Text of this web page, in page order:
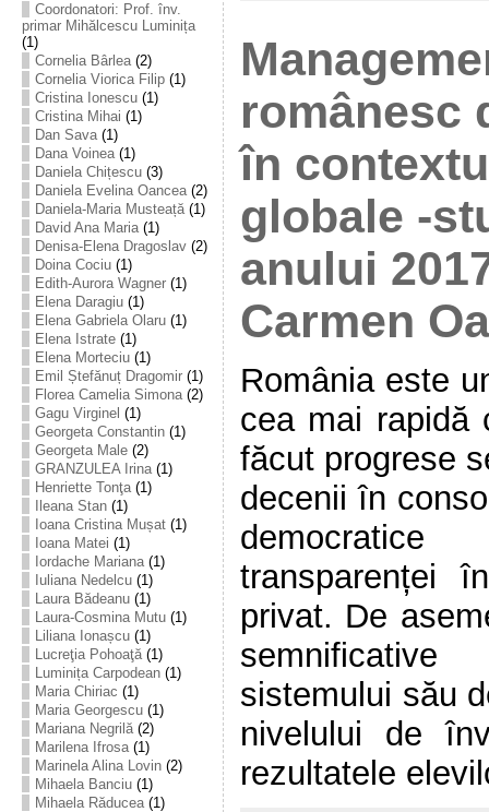
Coordonatori: Prof. înv.
primar Mihălcescu Luminița
(1)
Cornelia Bârlea(2)
Cornelia Viorica Filip(1)
Cristina Ionescu(1)
Cristina Mihai (1)
Dan Sava(1)
Dana Voinea(1)
Daniela Chițescu(3)
Daniela Evelina Oancea(2)
Daniela-Maria Musteață(1)
David Ana Maria(1)
Denisa-Elena Dragoslav(2)
Doina Cociu(1)
Edith-Aurora Wagner(1)
Elena Daragiu(1)
Elena Gabriela Olaru(1)
Elena Istrate(1)
Elena Morteciu(1)
Emil Ștefănuț Dragomir(1)
Florea Camelia Simona(2)
Gagu Virginel (1)
Georgeta Constantin(1)
Georgeta Male(2)
GRANZULEA Irina(1)
Henriette Tonţa(1)
Ileana Stan(1)
Ioana Cristina Mușat(1)
Ioana Matei (1)
Iordache Mariana(1)
Iuliana Nedelcu(1)
Laura Bădeanu(1)
Laura-Cosmina Mutu(1)
Liliana Ionașcu(1)
Lucreţia Pohoaţă(1)
Luminița Carpodean(1)
Maria Chiriac (1)
Maria Georgescu(1)
Mariana Negrilă(2)
Marilena Ifrosa(1)
Marinela Alina Lovin(2)
Mihaela Banciu(1)
Mihaela Răducea(1)
românesc
în
globale -
anului
Carmen
România este
cea mai rapidă
făcut progrese
decenii în
transparenței
privat. De
sistemului său
nivelului de
rezultatele